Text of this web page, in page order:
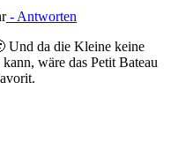
- Antworten
Und da die Kleine keine
wäre das Petit Bateau